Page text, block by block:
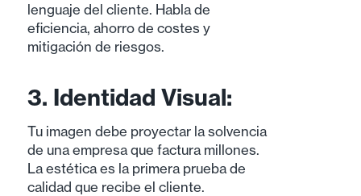
lenguaje del cliente. Habla de
eficiencia, ahorro de costes y
mitigación de riesgos.
3. Identidad Visual:
Tu imagen debe proyectar la solvencia
de una empresa que factura millones.
La estética es la primera prueba de
calidad que recibe el cliente.